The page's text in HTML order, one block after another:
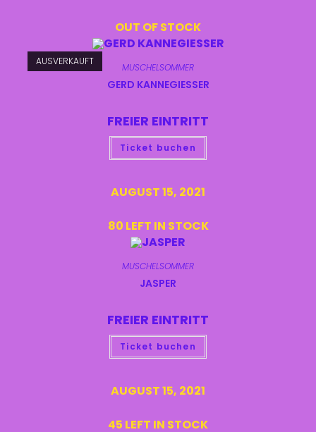
OUT OF STOCK
AUSVERKAUFT
MUSCHELSOMMER
GERD KANNEGIESSER
FREIER EINTRITT
Ticket buchen
AUGUST 15, 2021
80 LEFT IN STOCK
MUSCHELSOMMER
JASPER
FREIER EINTRITT
Ticket buchen
AUGUST 15, 2021
45 LEFT IN STOCK